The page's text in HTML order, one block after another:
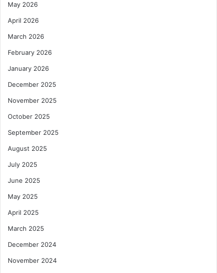
May 2026
April 2026
March 2026
February 2026
January 2026
December 2025
November 2025
October 2025
September 2025
August 2025
July 2025
June 2025
May 2025
April 2025
March 2025
December 2024
November 2024